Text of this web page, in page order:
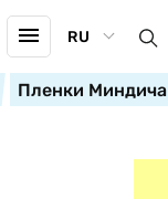
RU
Пленки Миндича